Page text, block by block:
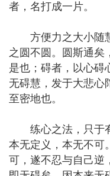
者，名打成一片。
方便力之大小随慧
之圆不圆。圆斯通矣
是也；碍者，以心碍
无碍慧，发于大悲心
至密地也。
练心之法，只于有
本无定义，本无不可
可，遂不忍与自己逆